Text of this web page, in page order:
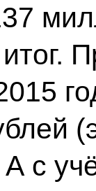
с